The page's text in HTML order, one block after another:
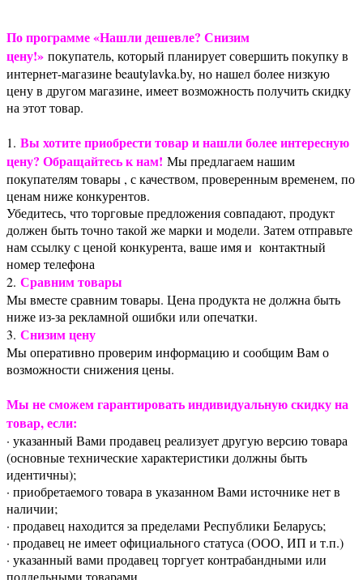
По программе «Нашли дешевле? Снизим
цену!» покупатель, который планирует совершить покупку в
интернет-магазине beautylavka.by, но нашел более низкую
цену в другом магазине, имеет возможность получить скидку
на этот товар.
1. Вы хотите приобрести товар и нашли более интересную
цену? Обращайтесь к нам! Мы предлагаем нашим
покупателям товары , с качеством, проверенным временем, по
ценам ниже конкурентов.
Убедитесь, что торговые предложения совпадают, продукт
должен быть точно такой же марки и модели. Затем отправьте
нам ссылку с ценой конкурента, ваше имя и контактный
номер телефона
2. Сравним товары
Мы вместе сравним товары. Цена продукта не должна быть
ниже из-за рекламной ошибки или опечатки.
3. Снизим цену
Мы оперативно проверим информацию и сообщим Вам о
возможности снижения цены.
Мы не сможем гарантировать индивидуальную скидку на
товар, если:
· указанный Вами продавец реализует другую версию товара
(основные технические характеристики должны быть
идентичны);
· приобретаемого товара в указанном Вами источнике нет в
наличии;
· продавец находится за пределами Республики Беларусь;
· продавец не имеет официального статуса (ООО, ИП и т.п.)
· указанный вами продавец торгует контрабандными или
поддельными товарами.